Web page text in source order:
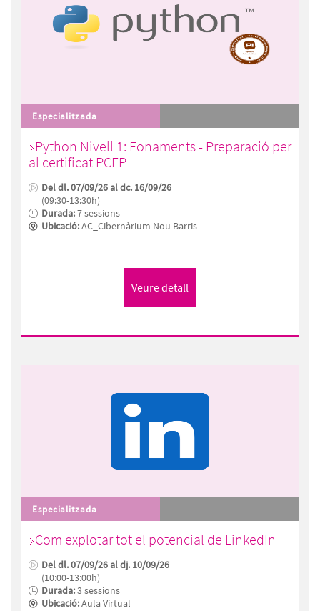
Especialitzada
Python Nivell 1: Fonaments - Preparació per
al certificat PCEP
Del dl. 07/09/26 al dc. 16/09/26
(09:30-13:30h)
Durada:7 sessions
Ubicació:AC_Cibernàrium Nou Barris
Especialitzada
Com explotar tot el potencial de LinkedIn
Del dl. 07/09/26 al dj. 10/09/26
(10:00-13:00h)
Durada:3 sessions
Ubicació:Aula Virtual